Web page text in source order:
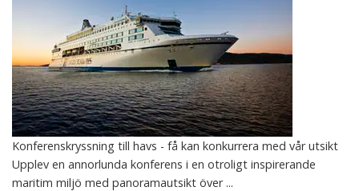
Konferenskryssning till havs - få kan konkurrera med vår utsikt
Upplev en annorlunda konferens i en otroligt inspirerande
maritim miljö med panoramautsikt över ...